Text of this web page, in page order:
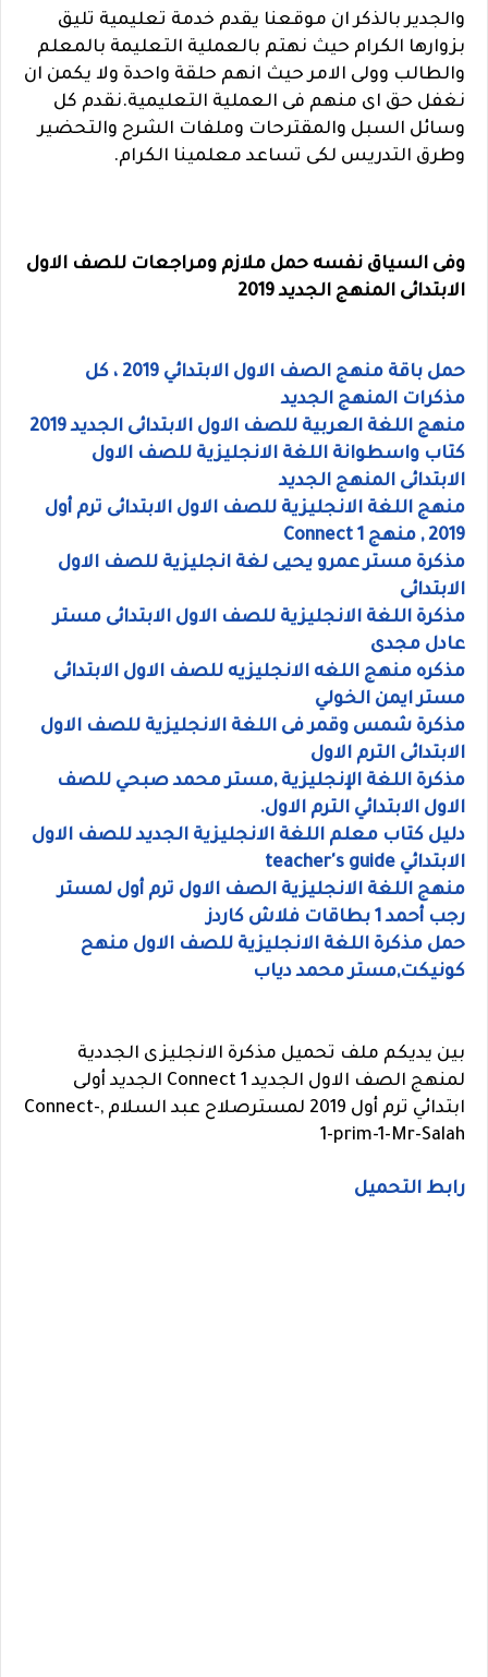
والجدير بالذكر ان موقعنا يقدم خدمة تعليمية تليق
بزوارها الكرام حيث نهتم بالعملية التعليمة بالمعلم
والطالب وولى الامر حيث انهم حلقة واحدة ولا يكمن ان
نغفل حق اى منهم فى العملية التعليمية.نقدم كل
وسائل السبل والمقترحات وملفات الشرح والتحضير
وطرق التدريس لكى تساعد معلمينا الكرام.
وفى السياق نفسه حمل ملازم ومراجعات للصف الاول
الابتدائى المنهج الجديد 2019
حمل باقة منهج الصف الاول الابتدائي 2019 ، كل
مذكرات المنهج الجديد
منهج اللغة العربية للصف الاول الابتدائى الجديد 2019
كتاب واسطوانة اللغة الانجليزية للصف الاول
الابتدائى المنهج الجديد
منهج اللغة الانجليزية للصف الاول الابتدائى ترم أول
2019 , منهج Connect 1
مذكرة مستر عمرو يحيى لغة انجليزية للصف الاول
الابتدائى
مذكرة اللغة الانجليزية للصف الاول الابتدائى مستر
عادل مجدى
مذكره منهج اللغه الانجليزيه للصف الاول الابتدائى
مستر ايمن الخولي
مذكرة شمس وقمر فى اللغة الانجليزية للصف الاول
الابتدائى الترم الاول
مذكرة اللغة الإنجليزية ,مستر محمد صبحي للصف
الاول الابتدائي الترم الاول.
دليل كتاب معلم اللغة الانجليزية الجديد للصف الاول
الابتدائي teacher's guide
منهج اللغة الانجليزية الصف الاول ترم أول لمستر
رجب أحمد 1 بطاقات فلاش كاردز
حمل مذكرة اللغة الانجليزية للصف الاول منهح
كونيكت,مستر محمد دياب
بين يديكم ملف تحميل مذكرة الانجليزى الجددية
لمنهج الصف الاول الجديد Connect 1 الجديد أولى
ابتدائي ترم أول 2019 لمسترصلاح عبد السلام ,Connect-
1-prim-1-Mr-Salah
رابط التحميل